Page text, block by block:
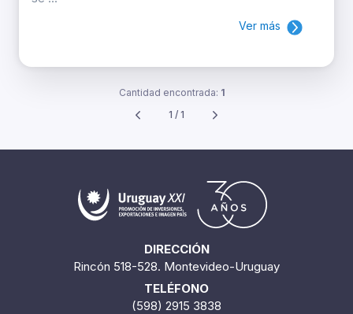
Ver más
Cantidad encontrada: 1
1 / 1
DIRECCIÓN
Rincón 518-528. Montevideo-Uruguay
TELÉFONO
(598) 2915 3838